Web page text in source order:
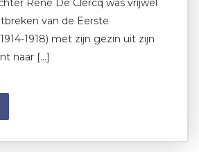
René De Clercq was vrijwel
van de Eerste
1918) met zijn gezin uit zijn
naar […]